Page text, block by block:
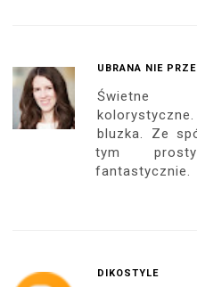
UBRANA NIE
Świetne
bluzka. Ze
tym
fantastycznie.
DIKOSTYLE